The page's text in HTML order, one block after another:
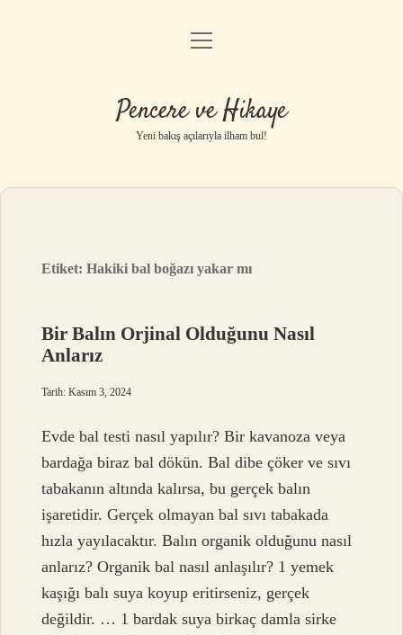
Anasayfa
Yasal Uyarı
menüyü
Pencere ve Hikaye
Yeni bakış açılarıyla ilham bul!
Etiket:Hakiki bal boğazı yakar mı
Bir Balın Orjinal Olduğunu Nasıl
Anlarız
Tarih: Kasım 3, 2024
Evde bal testi nasıl yapılır? Bir kavanoza veya
bardağa biraz bal dökün. Bal dibe çöker ve sıvı
tabakanın altında kalırsa, bu gerçek balın
işaretidir. Gerçek olmayan bal sıvı tabakada
hızla yayılacaktır. Balın organik olduğunu nasıl
anlarız? Organik bal nasıl anlaşılır? 1 yemek
kaşığı balı suya koyup eritirseniz, gerçek
değildir. … 1 bardak suya birkaç damla sirke